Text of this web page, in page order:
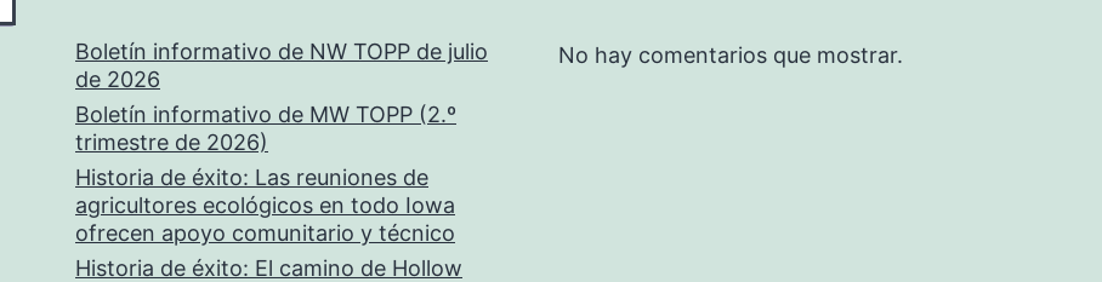
Boletín informativo de NW TOPP de julio
de 2026
Boletín informativo de MW TOPP (2.º
trimestre de 2026)
Historia de éxito: Las reuniones de
agricultores ecológicos en todo Iowa
ofrecen apoyo comunitario y técnico
Historia de éxito: El camino de Hollow
No hay comentarios que mostrar.